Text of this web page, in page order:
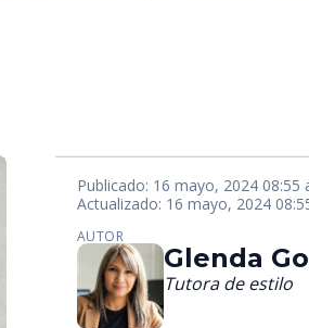
Publicado: 16 mayo, 2024 08:55
Actualizado: 16 mayo, 2024
AUTOR
Glenda
Tutora de estilo